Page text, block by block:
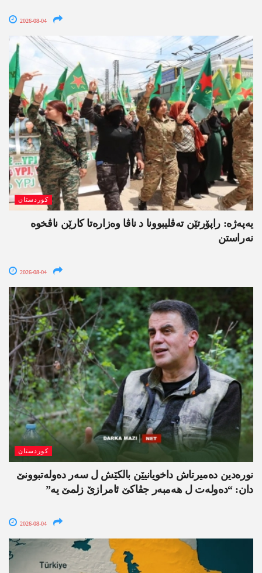
2026-08-04
کوردستان
یەپەژە: راپۆرتێن تەڤلیبوونا د ناڤا وەزارەتا کارێن ناڤخوە
نەراستن
2026-08-04
کوردستان
نورەدین دەمیرتاش داخویانیێن بالکێش ل سەر دەولەتبوونێ
دان: “دەولەت ل ھەمبەر جڤاکێ ئامرازێ زلمێ یە”
2026-08-04